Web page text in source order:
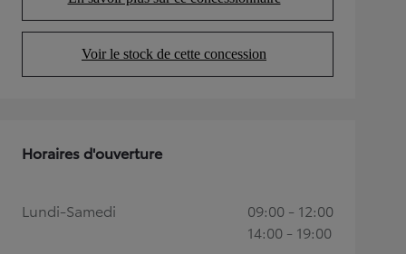
(Opens in new tab)
Voir le stock de cette concession
(Opens in new tab)
Horaires d'ouverture
Lundi-Samedi
09:00 - 12:00
14:00 - 19:00